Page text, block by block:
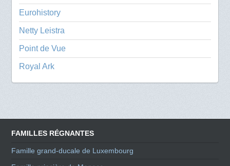
Eurohistory
Netty Leistra
Point de Vue
Royal Ark
FAMILLES RÉGNANTES
Famille grand-ducale de Luxembourg